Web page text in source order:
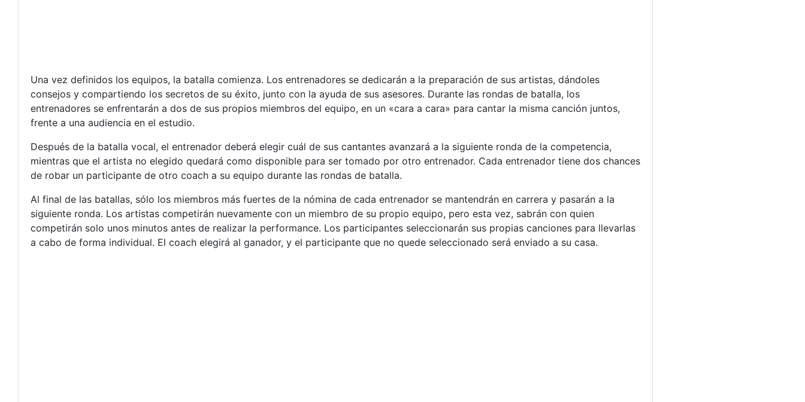
Una vez definidos los equipos, la batalla comienza. Los entrenadores se dedicarán a la preparación de sus artistas, dándoles
consejos y compartiendo los secretos de su éxito, junto con la ayuda de sus asesores. Durante las rondas de batalla, los
entrenadores se enfrentarán a dos de sus propios miembros del equipo, en un «cara a cara» para cantar la misma canción juntos,
frente a una audiencia en el estudio.
Después de la batalla vocal, el entrenador deberá elegir cuál de sus cantantes avanzará a la siguiente ronda de la competencia,
mientras que el artista no elegido quedará como disponible para ser tomado por otro entrenador. Cada entrenador tiene dos chances
de robar un participante de otro coach a su equipo durante las rondas de batalla.
Al final de las batallas, sólo los miembros más fuertes de la nómina de cada entrenador se mantendrán en carrera y pasarán a la
siguiente ronda. Los artistas competirán nuevamente con un miembro de su propio equipo, pero esta vez, sabrán con quien
competirán solo unos minutos antes de realizar la performance. Los participantes seleccionarán sus propias canciones para llevarlas
a cabo de forma individual. El coach elegirá al ganador, y el participante que no quede seleccionado será enviado a su casa.